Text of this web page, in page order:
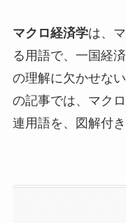
マクロ経済学は、
る用語で、一国経
の理解に欠かせな
の記事では、マク
連用語を、図解付